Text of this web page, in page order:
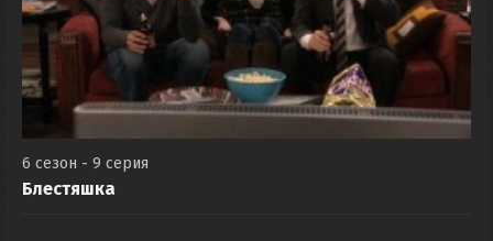
6 сезон - 9 серия
Блестяшка